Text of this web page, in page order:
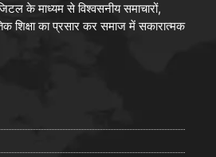
के माध्यम से विश्वसनीय समाचारों,
शिक्षा का प्रसार कर समाज में सकारात्मक